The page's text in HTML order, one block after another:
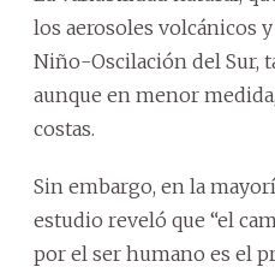
los aerosoles volcánicos
Niño-Oscilación del Sur,
aunque en menor
costas.
Sin embargo, en la
estudio reveló que “el
por el ser humano es el